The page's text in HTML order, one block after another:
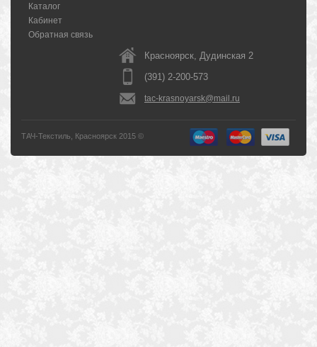
Каталог
Кабинет
Обратная связь
Красноярск, Дудинская 2
(391) 2-200-573
tac-krasnoyarsk@mail.ru
ТАЧ-Текстиль, Красноярск 2015 ©